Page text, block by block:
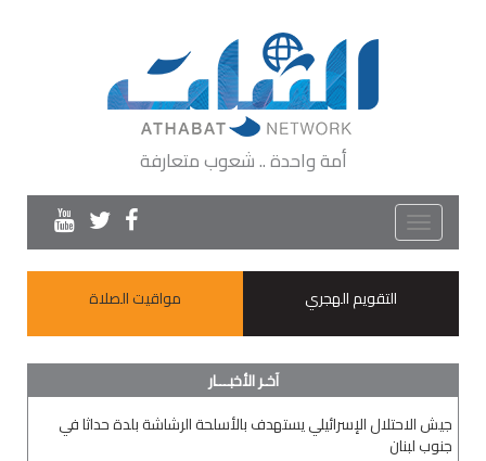
أمة واحدة .. شعوب متعارفة
Toggle
navigation
التقويم الهجري
مواقيت الصلاة
آخـر الأخبـــار
جيش الاحتلال الإسرائيلي يستهدف بالأسلحة الرشاشة بلدة حداثا في
جنوب لبنان